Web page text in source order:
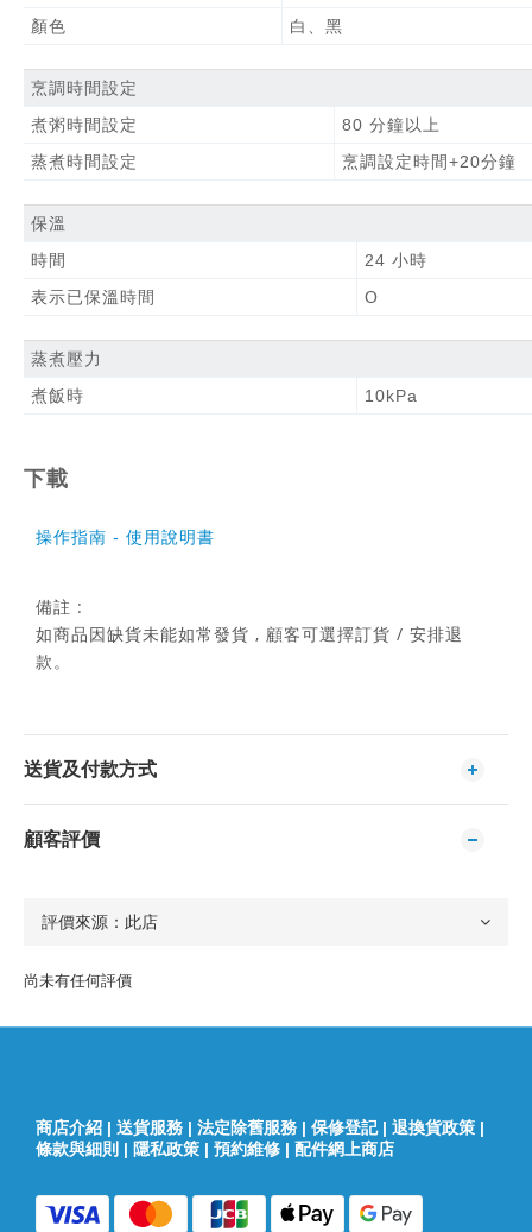
顏色
白、黑
烹調時間設定
煮粥時間設定
80 分鐘以上
蒸煮時間設定
烹調設定時間+20分鐘
保溫
時間
24 小時
表示已保溫時間
O
蒸煮壓力
煮飯時
10kPa
下載
操作指南 - 使用說明書
備註 :
如商品因缺貨未能如常發貨 , 顧客可選擇訂貨 / 安排退
款。
送貨及付款方式
顧客評價
尚未有任何評價
商店介紹 | 送貨服務 | 法定除舊服務 | 保修登記| 退換貨政策 |
條款與細則 | 隱私政策 | 預約維修 | 配件網上商店